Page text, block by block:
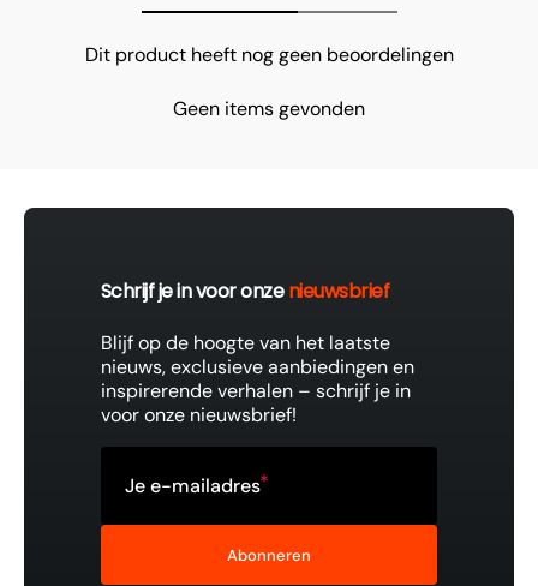
Dit product heeft nog geen beoordelingen
Geen items gevonden
Schrijf je in voor onzenieuwsbrief
Blijf op de hoogte van het laatste
nieuws, exclusieve aanbiedingen en
inspirerende verhalen – schrijf je in
voor onze nieuwsbrief!
Je e-mailadres
Abonneren